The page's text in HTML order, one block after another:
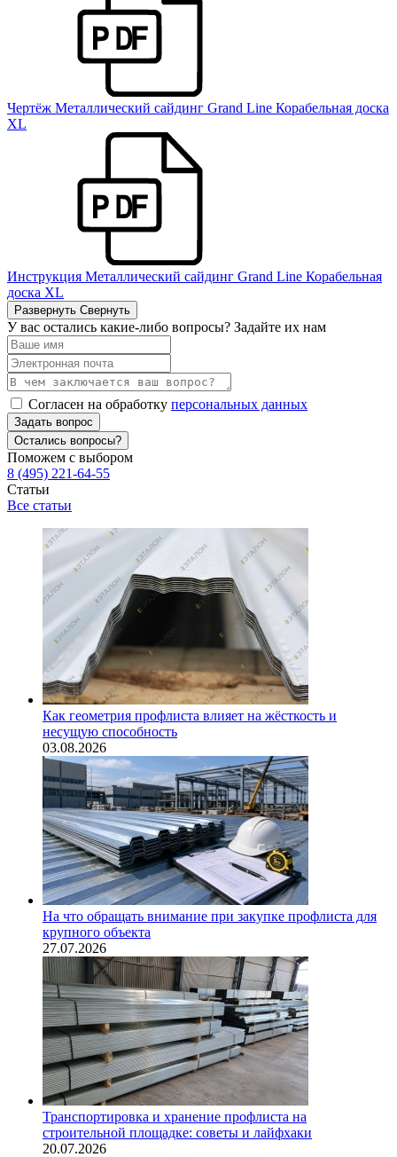
Чертёж Металлический сайдинг Grand Line Корабельная доска
XL
Инструкция Металлический сайдинг Grand Line Корабельная
доска XL
Развернуть Свернуть
У вас остались какие-либо вопросы? Задайте их нам
Согласен на обработку персональных данных
Задать вопрос
Остались вопросы?
Поможем с выбором
8 (495) 221-64-55
Статьи
Все статьи
Как геометрия профлиста влияет на жёсткость и
несущую способность
03.08.2026
На что обращать внимание при закупке профлиста для
крупного объекта
27.07.2026
Транспортировка и хранение профлиста на
строительной площадке: советы и лайфхаки
20.07.2026